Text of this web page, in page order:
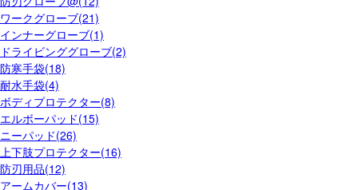
ワークグローブ(21)
インナーグローブ(1)
ドライビンググローブ(2)
防寒手袋(18)
耐水手袋(4)
ボディプロテクター(8)
エルボーパッド(15)
ニーパッド(26)
上下肢プロテクター(16)
防刃用品(12)
アームカバー(13)